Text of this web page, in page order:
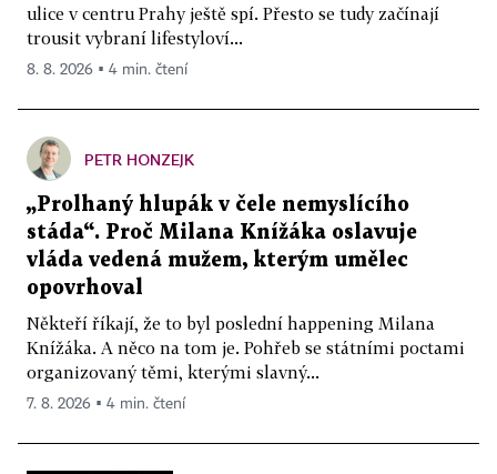
ulice v centru Prahy ještě spí. Přesto se tudy začínají
trousit vybraní lifestyloví...
8. 8. 2026 ▪ 4 min. čtení
PETR HONZEJK
„Prolhaný hlupák v čele nemyslícího
stáda“. Proč Milana Knížáka oslavuje
vláda vedená mužem, kterým umělec
opovrhoval
Někteří říkají, že to byl poslední happening Milana
Knížáka. A něco na tom je. Pohřeb se státními poctami
organizovaný těmi, kterými slavný...
7. 8. 2026 ▪ 4 min. čtení